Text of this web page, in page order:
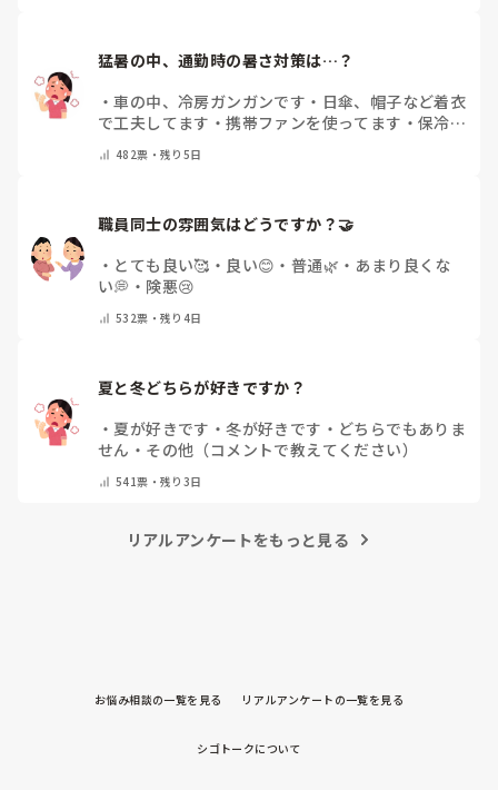
猛暑の中、通勤時の暑さ対策は…？
・車の中、冷房ガンガンです ・ 日傘、帽子など着衣
で工夫してます ・携帯ファンを使ってます ・ 保冷剤
ん ・その他（コメントで教えて下さい）
482票・残り5日
職員同士の雰囲気はどうですか？🤝
・ とても良い🥰 ・ 良い😊 ・ 普通🌿 ・ あまり良くな
い💭 ・ 険悪😢
532票・残り4日
夏と冬どちらが好きですか？
・ 夏が好きです ・冬が好きです ・ どちらでもありま
せん ・ その他（コメントで教えてください）
541票・残り3日
リアルアンケートをもっと見る
お悩み相談の一覧を見る リアルアンケートの一覧を見る
シゴトークについて